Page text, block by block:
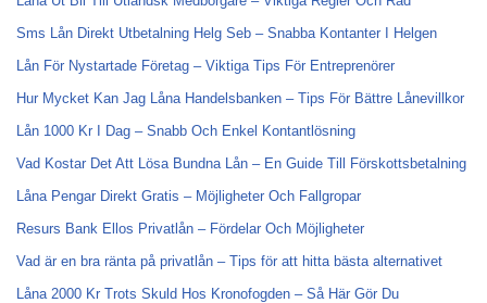
Sms Lån Direkt Utbetalning Helg Seb – Snabba Kontanter I Helgen
Lån För Nystartade Företag – Viktiga Tips För Entreprenörer
Hur Mycket Kan Jag Låna Handelsbanken – Tips För Bättre Lånevillkor
Lån 1000 Kr I Dag – Snabb Och Enkel Kontantlösning
Vad Kostar Det Att Lösa Bundna Lån – En Guide Till Förskottsbetalning
Låna Pengar Direkt Gratis – Möjligheter Och Fallgropar
Resurs Bank Ellos Privatlån – Fördelar Och Möjligheter
Vad är en bra ränta på privatlån – Tips för att hitta bästa alternativet
Låna 2000 Kr Trots Skuld Hos Kronofogden – Så Här Gör Du